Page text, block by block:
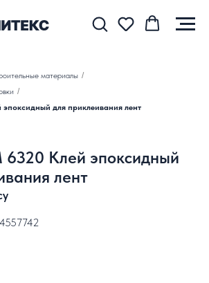
материалы /
/
для приклеивания лент
Клей эпоксидный
лент